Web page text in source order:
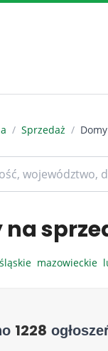
/ Sprzedaż / Domy
śląskie mazowieckie
1228